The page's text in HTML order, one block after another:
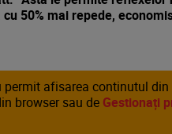
50% mai repede,
afisarea continutul
browser sau de Gestionați